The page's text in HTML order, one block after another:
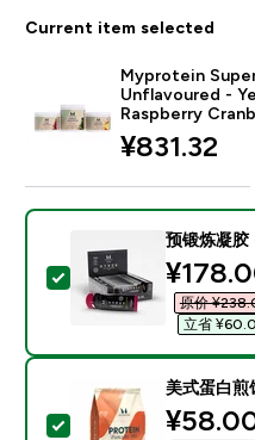
Current item selected
Myprotein
Unflavoured -
Raspberry
¥831.32‎
Select this product -
预锻炼凝
原价
立省
Select this product -
美式蛋白